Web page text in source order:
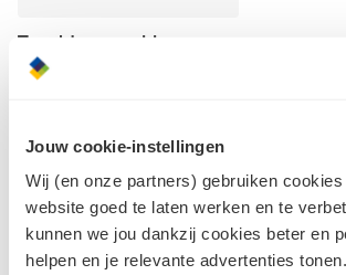
Jouw cookie-instellingen
Wij (en onze partners) gebruiken
website goed te laten werken en te
kunnen we jou dankzij cookies beter en
helpen en je relevante advertenties
100x100 mm